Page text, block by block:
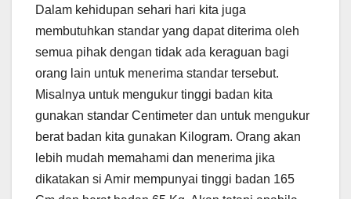
Dalam kehidupan sehari hari kita juga
membutuhkan standar yang dapat diterima oleh
semua pihak dengan tidak ada keraguan bagi
orang lain untuk menerima standar tersebut.
Misalnya untuk mengukur tinggi badan kita
gunakan standar Centimeter dan untuk mengukur
berat badan kita gunakan Kilogram. Orang akan
lebih mudah memahami dan menerima jika
dikatakan si Amir mempunyai tinggi badan 165